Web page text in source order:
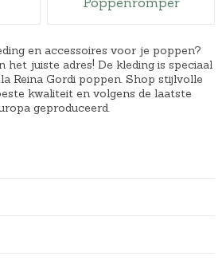
en accessoires voor je poppen?
het juiste adres! De kleding is speciaal
Reina Gordi poppen. Shop stijlvolle
kwaliteit en volgens de laatste
geproduceerd.